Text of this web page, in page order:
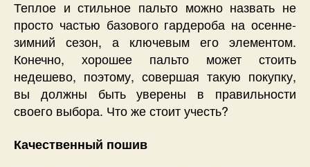
Теплое и стильное пальто можно назвать не
просто частью базового гардероба на осенне-
зимний сезон, а ключевым его элементом.
Конечно, хорошее пальто может стоить
недешево, поэтому, совершая такую покупку,
вы должны быть уверены в правильности
своего выбора. Что же стоит учесть?
Качественный пошив